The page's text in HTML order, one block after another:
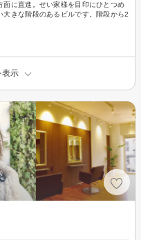
に直進。せい家様を目印にひとつめ
きな階段のあるビルです。階段から2
表示